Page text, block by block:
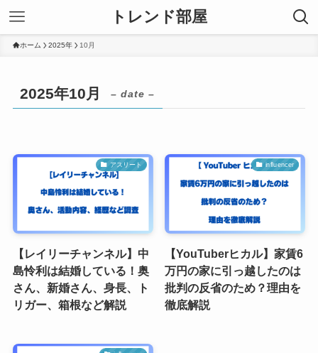
トレンド部屋
ホーム 2025年 10月
2025年10月 – date –
アスリート
【レイリーチャンネル】中
島怜利は結婚している！奥
さん、新婚さん、身長、ト
リガー、箱根など解説
influencer
【YouTuberヒカル】家賃6
万円の家に引っ越したのは
批判の反省のため？理由を
徹底解説